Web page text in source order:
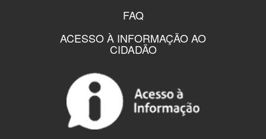
FAQ
ACESSO À INFORMAÇÃO AO
CIDADÃO